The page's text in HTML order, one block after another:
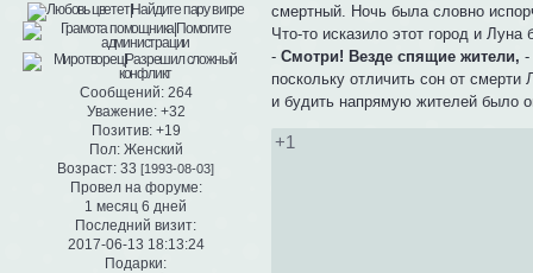
Сообщений:264
Уважение: +32
Позитив: +19
Пол:Женский
Возраст: 33 [1993-08-03]
Провел на форуме:
1 месяц 6 дней
Последний визит:
2017-06-13 18:13:24
Подарки:
смертный. Ночь была словно
Что-то исказило этот город и
-Смотри! Везде спящие жители, -
поскольку отличить сон от
и будить напрямую жителей было
+1